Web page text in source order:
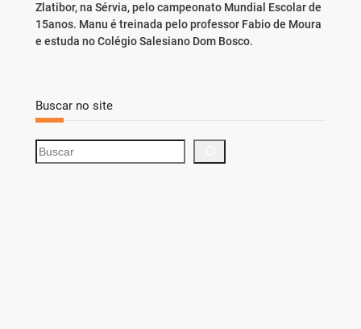
Zlatibor, na Sérvia, pelo campeonato Mundial Escolar de
15anos. Manu é treinada pelo professor Fabio de Moura
e estuda no Colégio Salesiano Dom Bosco.
Buscar no site
S
e